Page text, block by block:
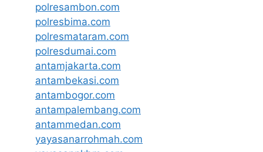
polresambon.com
polresbima.com
polresmataram.com
polresdumai.com
antamjakarta.com
antambekasi.com
antambogor.com
antampalembang.com
antammedan.com
yayasanarrohmah.com